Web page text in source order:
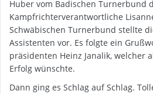
Huber vom Badischen Turnerbund
Kampfrichterverantwortliche
Schwäbischen Turnerbund stellte
Assistenten vor. Es folgte ein
präsidenten Heinz Janalik, welcher
Erfolg wünschte.
Dann ging es Schlag auf Schlag.